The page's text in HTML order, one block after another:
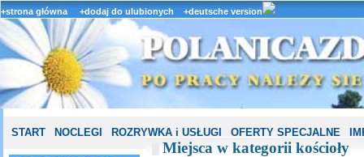
+strona główna +dodaj do ulubionych +deutsche version
START NOCLEGI ROZRYWKA i USŁUGI OFERTY SPECJALNE
Miejsca w kategorii kościoły